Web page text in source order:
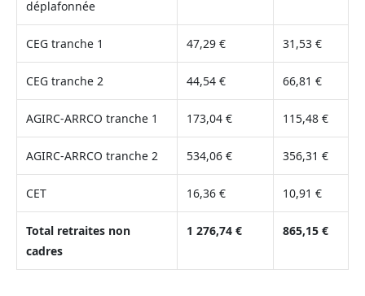
déplafonnée
CEG tranche 1 47,29 € 31,53 €
CEG tranche 2 44,54 € 66,81 €
AGIRC-ARRCO tranche 1 173,04 € 115,48 €
AGIRC-ARRCO tranche 2 534,06 € 356,31 €
CET 16,36 € 10,91 €
Total retraites non
cadres
1 276,74 € 865,15 €